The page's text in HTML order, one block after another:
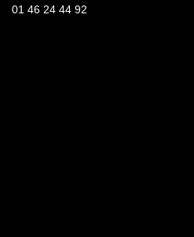
01 46 24 44 92